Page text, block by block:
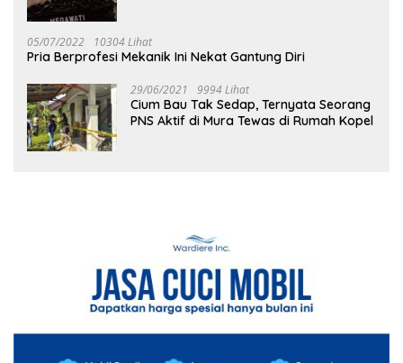
05/07/2022 10304 Lihat
Pria Berprofesi Mekanik Ini Nekat Gantung Diri
29/06/2021 9994 Lihat
Cium Bau Tak Sedap, Ternyata Seorang
PNS Aktif di Mura Tewas di Rumah Kopel